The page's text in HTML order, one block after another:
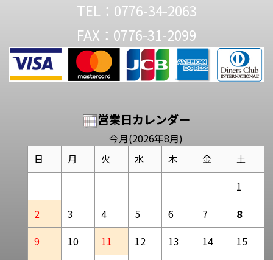
TEL：0776-34-2063
FAX：0776-31-2099
営業日カレンダー
今月(2026年8月)
日 月 火 水 木 金 土
1
2
3 4 5 6 7
8
9
10 11 12 13 14
15